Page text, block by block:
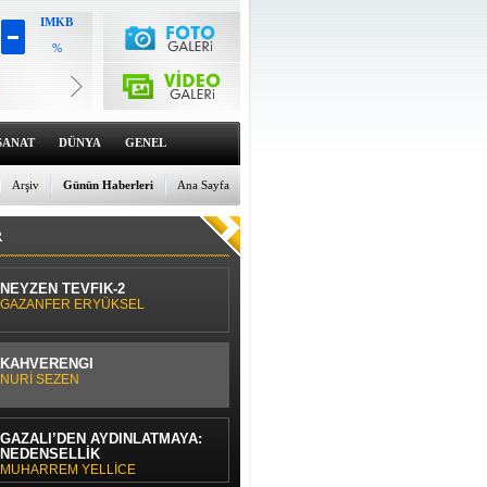
IMKB
%
6659.71
Dolar
47.6791
%0
Euro
55.1258
%0
DÜNYA GENEL
Ana Sayfa
Günün Haberleri
Arşiv
NEYZEN TEVFİK-2
GAZANFER ERYÜKSEL
KAHVERENGİ
NURİ SEZEN
GAZÂLÎ’DEN AYDINLATMAYA:
NEDENSELLİK
MUHARREM YELLİCE